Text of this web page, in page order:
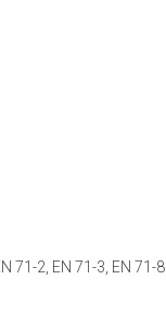
71-2, EN 71-3, EN 71-8